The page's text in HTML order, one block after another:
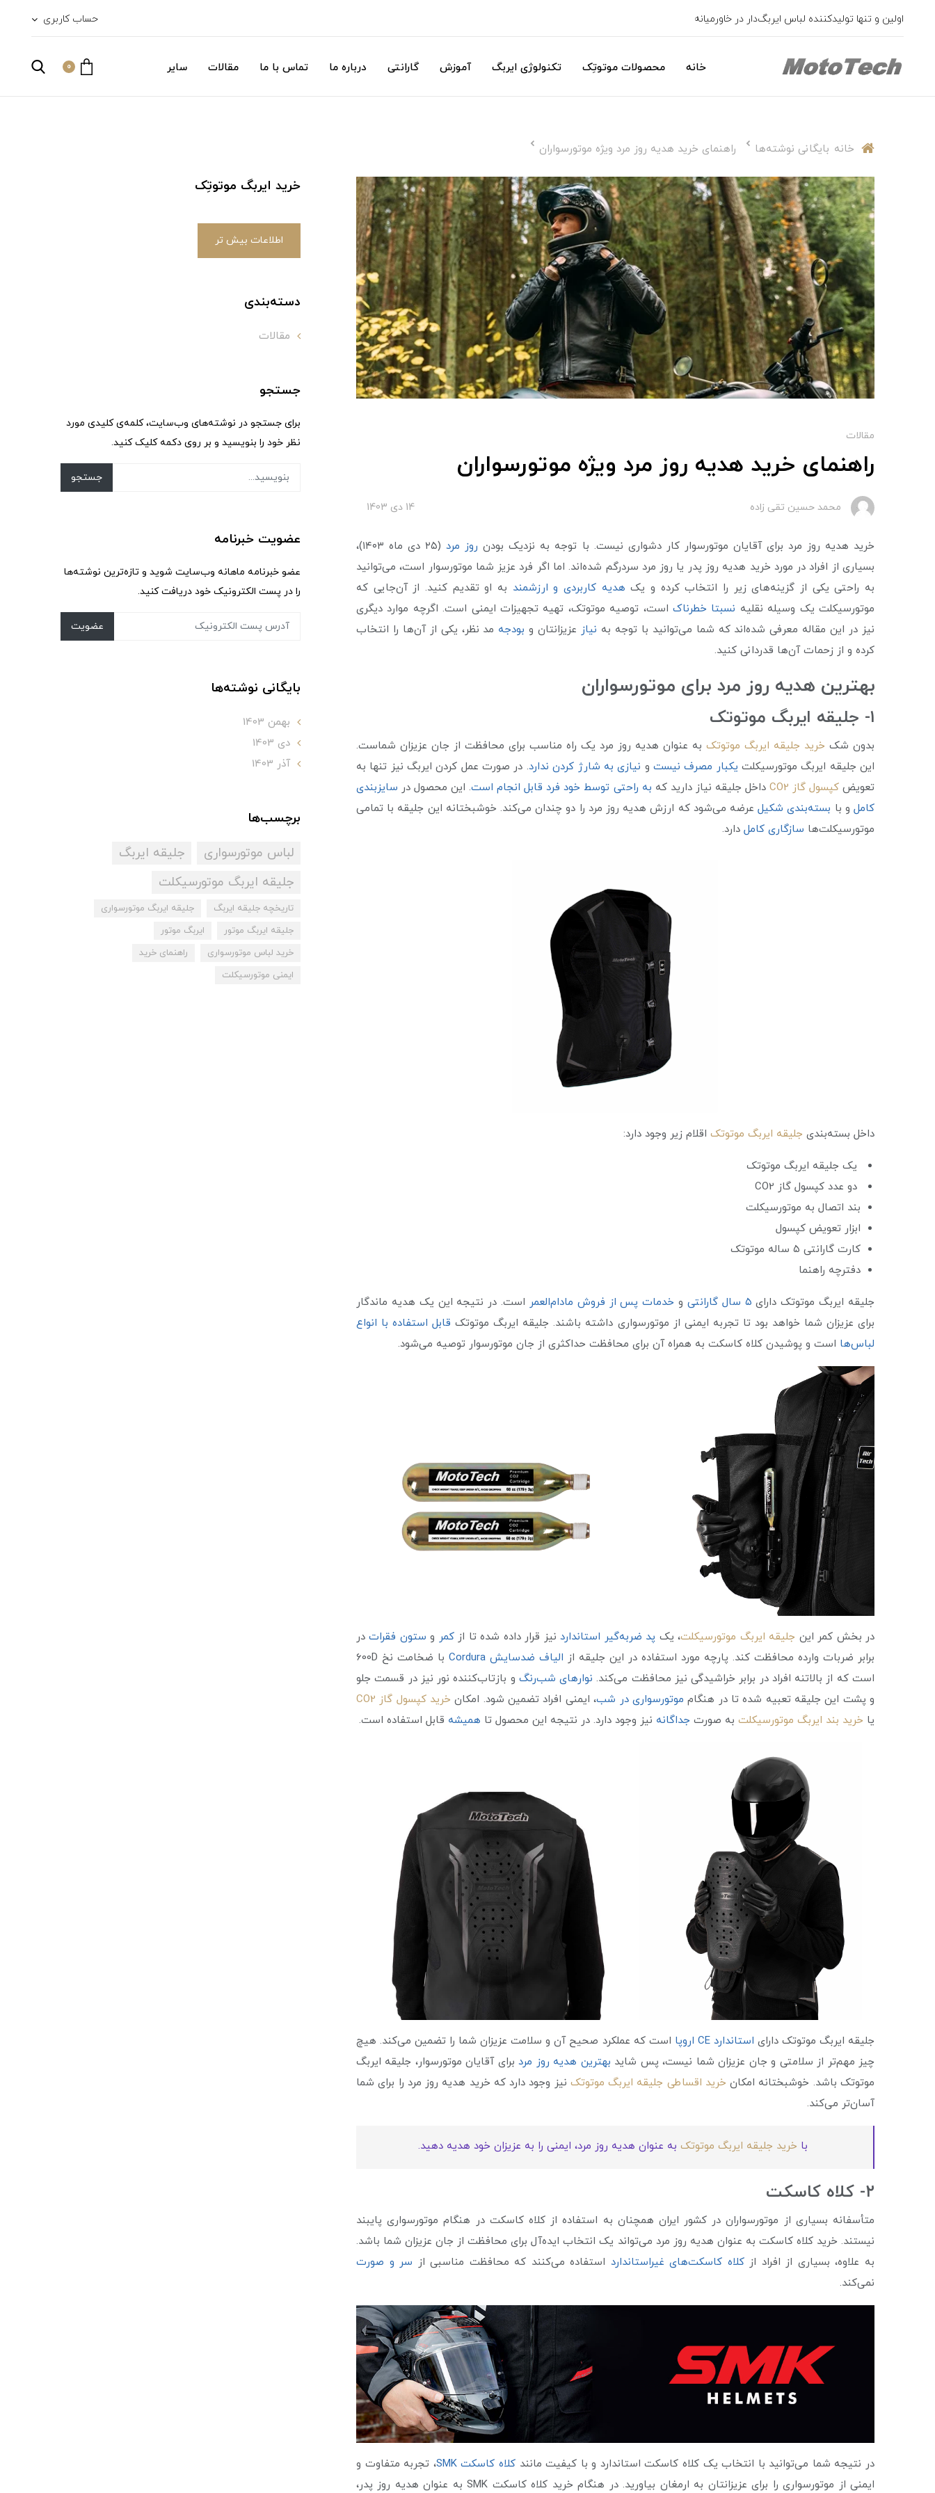
اولین و تنها تولیدکننده لباس ایربگ‌دار در خاورمیانه حساب کاربری
خانه محصولات موتوتِک تکنولوژی ایربگ آموزش گارانتی درباره ما تماس با ما مقالات سایر 0
خانه بایگانی نوشته‌ها راهنمای خرید هدیه روز مرد ویژه موتورسواران
مقالات
راهنمای خرید هدیه روز مرد ویژه موتورسواران
محمد حسین تقی زاده 14 دی 1403
خرید هدیه روز مرد برای آقایان موتورسوار کار دشواری نیست. با توجه به نزدیک بودن روز مرد
(۲۵ دی ماه ۱۴۰۳)،
بسیاری از افراد در مورد خرید هدیه روز پدر یا روز مرد سردرگم شده‌اند. اما اگر فرد عزیز شما موتورسوار است، می‌توانید
به راحتی یکی از گزینه‌های زیر را انتخاب کرده و یک هدیه کاربردی و ارزشمند به او تقدیم کنید. از آن‌جایی که
موتورسیکلت یک وسیله نقلیه نسبتا خطرناک است، توصیه موتوتک، تهیه تجهیزات ایمنی است. اگرچه موارد دیگری
نیز در این مقاله معرفی شده‌اند که شما می‌توانید با توجه به نیاز عزیزانتان و بودجه مد نظر، یکی از آن‌ها را انتخاب
کرده و از زحمات آن‌ها قدردانی کنید.
بهترین هدیه روز مرد برای موتورسواران
۱- جلیقه ایربگ موتوتک
بدون شک خرید جلیقه ایربگ موتوتک به عنوان هدیه روز مرد یک راه مناسب برای محافظت از جان عزیزان شماست.
این جلیقه ایربگ موتورسیکلت یکبار مصرف نیست و نیازی به شارژ کردن ندارد. در صورت عمل کردن ایربگ نیز تنها به
تعویضکپسول گاز CO2 داخل جلیقه نیاز دارید که به راحتی توسط خود فرد قابل انجام است. این محصول در سایزبندی
کاملو با بسته‌بندی شکیلعرضه می‌شود که ارزش هدیه روز مرد را دو چندان می‌کند. خوشبختانه این جلیقه با تمامی
موتورسیکلت‌ها سازگاری کامل دارد.
داخل بسته‌بندی جلیقه ایربگ موتوتک اقلام زیر وجود دارد:
یک جلیقه ایربگ موتوتک
دو عدد کپسول گاز CO2
بند اتصال به موتورسیکلت
ابزار تعویض کپسول
کارت گارانتی ۵ ساله موتوتک
دفترچه راهنما
جلیقه ایربگ موتوتک دارای ۵ سال گارانتی و خدمات پس از فروش مادام‌العمر است. در نتیجه این یک هدیه ماندگار
برای عزیزان شما خواهد بود تا تجربه ایمنی از موتورسواری داشته باشند. جلیقه ایربگ موتوتک قابل استفاده با انواع
لباس‌ها است و پوشیدن کلاه کاسکت به همراه آن برای محافظت حداکثری از جان موتورسوار توصیه می‌شود.
در بخش کمر این جلیقه ایربگ موتورسیکلت، یک پد ضربه‌گیر استانداردنیز قرار داده شده تا ازکمر و ستون فقراتدر
برابر ضربات وارده محافظت کند. پارچه مورد استفاده در این جلیقه از الیاف ضدسایش Cordura
با ضخامت نخ 600D
است که از بالاتنه افراد در برابر خراشیدگی نیز محافظت می‌کند. نوارهای شب‌رنگ و بازتاب‌کننده نور نیز در قسمت جلو
و پشت این جلیقه تعبیه شده تا در هنگام موتورسواری در شب، ایمنی افراد تضمین شود. امکان خرید کپسول گاز CO2
یا خرید بند ایربگ موتورسیکلت به صورت جداگانه نیز وجود دارد. در نتیجه این محصول تا همیشه قابل استفاده است.
جلیقه ایربگ موتوتک دارای استاندارد CE اروپا
است که عملکرد صحیح آن و سلامت عزیزان شما را تضمین می‌کند. هیچ
چیز مهم‌تر از سلامتی و جان عزیزان شما نیست، پس شاید بهترین هدیه روز مردبرای آقایان موتورسوار، جلیقه ایربگ
موتوتک باشد. خوشبختانه امکان خرید اقساطی جلیقه ایربگ موتوتک نیز وجود دارد که خرید هدیه روز مرد را برای شما
آسان‌تر می‌کند.
با خرید جلیقه ایربگ موتوتک به عنوان هدیه روز مرد، ایمنی را به عزیزان خود هدیه دهید.
۲- کلاه کاسکت
متأسفانه بسیاری از موتورسواران در کشور ایران همچنان به استفاده از کلاه کاسکت در هنگام موتورسواری پایبند
نیستند. خرید کلاه کاسکت به عنوان هدیه روز مرد می‌تواند یک انتخاب ایده‌آل برای محافظت از جان عزیزان شما باشد.
به علاوه، بسیاری از افراد ازکلاه کاسکت‌های غیراستاندارد استفاده می‌کنند که محافظت مناسبی از سر و صورت
نمی‌کند.
در نتیجه شما می‌توانید با انتخاب یک کلاه کاسکت استاندارد و با کیفیت مانندکلاه کاسکت SMK
، تجربه متفاوت و
ایمنی از موتورسواری را برای عزیزانتان به ارمغان بیاورید. در هنگام خرید کلاه کاسکت SMK به عنوان هدیه روز پدر،
خرید ایربگ موتوتِک
اطلاعات بیش تر
دسته‌بندی
مقالات
جستجو
برای جستجو در نوشته‌های وب‌سایت، کلمه‌ی کلیدی مورد
نظر خود را بنویسید و بر روی دکمه کلیک کنید.
جستجو
عضویت خبرنامه
عضو خبرنامه ماهانه وب‌سایت شوید و تازه‌ترین نوشته‌ها
را در پست الکترونیک خود دریافت کنید.
عضویت
بایگانی نوشته‌ها
بهمن 1403
دی 1403
آذر 1403
برچسب‌ها
لباس موتورسواری
جلیقه ایربگ
جلیقه ایربگ موتورسیکلت
تاریخچه جلیقه ایربگ
جلیقه ایربگ موتورسواری
جلیقه ایربگ موتور
ایربگ موتور
خرید لباس موتورسواری
راهنمای خرید
ایمنی موتورسیکلت